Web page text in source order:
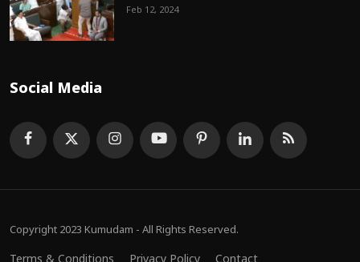
Feb 12, 2024
Social Media
Copyright 2023 Kumudam - All Rights Reserved.